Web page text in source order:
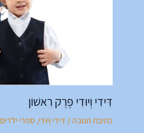
דִּידִי וְיוּדִי פֶּרֶק רִאשׁוֹן
כתיבת תגובה/ דִּידִי וְיוּדִי, ספרי ילדים